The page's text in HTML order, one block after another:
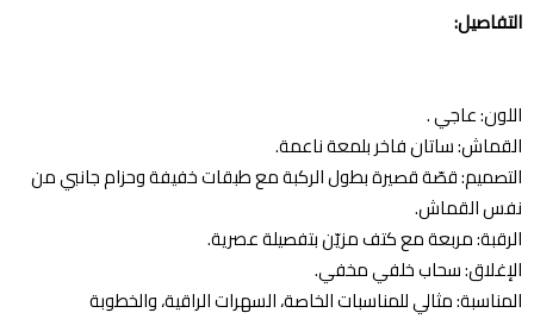
التفاصيل:
اللون: عاجي .
القماش: ساتان فاخر بلمعة ناعمة.
التصميم: قصّة قصيرة بطول الركبة مع طبقات خفيفة وحزام جانبي من
نفس القماش.
الرقبة: مربعة مع كتف مزيّن بتفصيلة عصرية.
الإغلاق: سحاب خلفي مخفي.
المناسبة: مثالي للمناسبات الخاصة، السهرات الراقية، والخطوبة